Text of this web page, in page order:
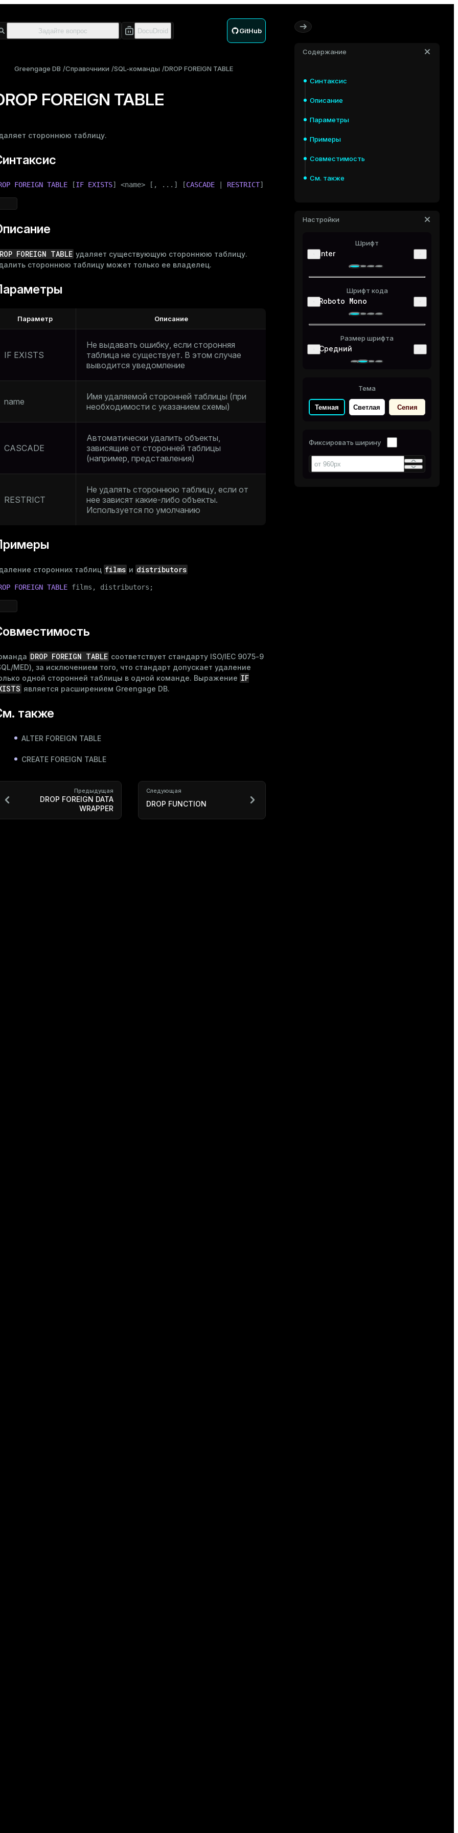
GitHub
Содержание
Синтаксис
Описание
Параметры
Примеры
Совместимость
См. также
Настройки
Шрифт
Inter
Шрифт кода
Roboto Mono
Размер шрифта
Средний
Тема
Темная Светлая Сепия
Фиксировать ширину
Greengage DB Справочники SQL-команды DROP FOREIGN TABLE
FOREIGN TABLE
стороннюю таблицу.
FOREIGN TABLE [IF EXISTS] <name> [, ...] [CASCADE RESTRICT]
FOREIGN TABLE удаляет существующую стороннюю таблицу.
стороннюю таблицу может только ее владелец.
Параметр Описание
IF EXISTS
Не выдавать ошибку, если сторонняя
таблица не существует. В этом случае
выводится уведомление
name
Имя удаляемой сторонней таблицы (при
необходимости с указанием схемы)
CASCADE
Автоматически удалить объекты,
зависящие от сторонней таблицы
(например, представления)
RESTRICT
Не удалять стороннюю таблицу, если от
нее зависят какие-либо объекты.
Используется по умолчанию
сторонних таблиц films и distributors
FOREIGN TABLE films, distributors;
DROP FOREIGN TABLE соответствует стандарту ISO/IEC 9075-9
MED), за исключением того, что стандарт допускает удаление
одной сторонней таблицы в одной команде. Выражение IF
является расширением Greengage DB.
также
ALTER FOREIGN TABLE
CREATE FOREIGN TABLE
Предыдущая
DROP FOREIGN DATA
WRAPPER
Следующая
DROP FUNCTION